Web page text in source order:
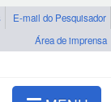
E-mail do Pesquisador
Área de imprensa